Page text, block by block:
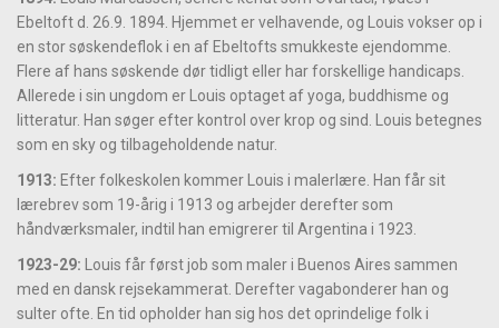
Ebeltoft d. 26.9. 1894. Hjemmet er velhavende, og Louis vokser op i
en stor søskendeflok i en af Ebeltofts smukkeste ejendomme.
Flere af hans søskende dør tidligt eller har forskellige handicaps.
Allerede i sin ungdom er Louis optaget af yoga, buddhisme og
litteratur. Han søger efter kontrol over krop og sind. Louis betegnes
som en sky og tilbageholdende natur.
1913: Efter folkeskolen kommer Louis i malerlære. Han får sit
lærebrev som 19-årig i 1913 og arbejder derefter som
håndværksmaler, indtil han emigrerer til Argentina i 1923.
1923-29: Louis får først job som maler i Buenos Aires sammen
med en dansk rejsekammerat. Derefter vagabonderer han og
sulter ofte. En tid opholder han sig hos det oprindelige folk i